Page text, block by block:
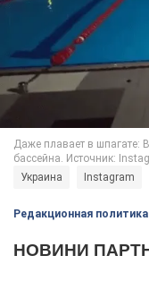
Украина Instagram
Редакционная политика